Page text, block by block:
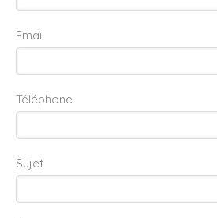
Email
Téléphone
Sujet